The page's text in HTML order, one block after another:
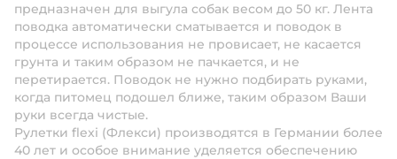
предназначен для выгула собак весом до 50 кг. Лента
поводка автоматически сматывается и поводок в
процессе использования не провисает, не касается
грунта и таким образом не пачкается, и не
перетирается. Поводок не нужно подбирать руками,
когда питомец подошел ближе, таким образом Ваши
руки всегда чистые.
Рулетки flexi (Флекси) производятся в Германии более
40 лет и особое внимание уделяется обеспечению